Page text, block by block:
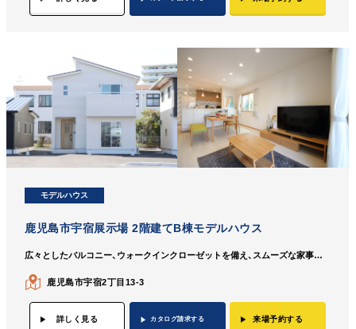
鹿児島市宇宿展示場 2階建てB棟モデルハウス
モデルハウス
広々としたバルコニー、ウォークインクローゼットを備え、スムーズな家事動線を実現したコンパクトな2階建てのお家
鹿児島市宇宿2丁目13-3
詳しく見る カタログ請求する 来場予約する